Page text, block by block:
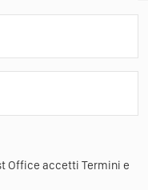
Office accetti Termini e